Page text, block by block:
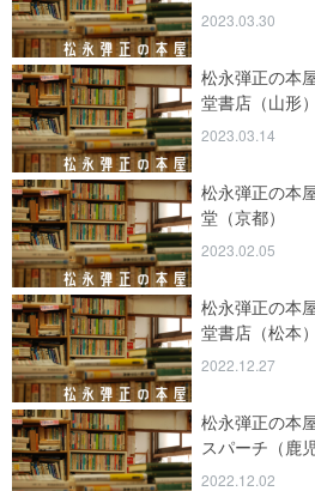
2023.03.30
松永弾正の
堂書店（山形）
2023.03.14
松永弾正の
堂（京都）
2023.02.05
松永弾正の
堂書店（松本）
2022.12.27
松永弾正の
スパーチ（鹿
2022.12.02